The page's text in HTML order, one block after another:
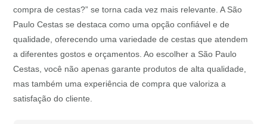
compra de cestas?” se torna cada vez mais relevante. A São
Paulo Cestas se destaca como uma opção confiável e de
qualidade, oferecendo uma variedade de cestas que atendem
a diferentes gostos e orçamentos. Ao escolher a São Paulo
Cestas, você não apenas garante produtos de alta qualidade,
mas também uma experiência de compra que valoriza a
satisfação do cliente.